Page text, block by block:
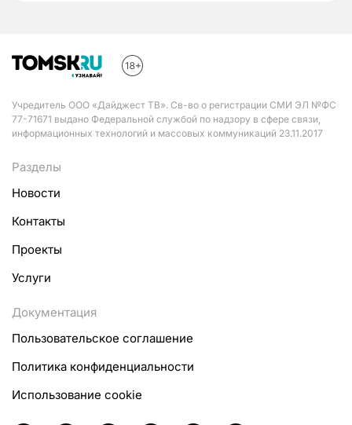
Учредитель ООО «Дайджест ТВ». Св-во о регистрации СМИ ЭЛ №ФС
77-71671 выдано Федеральной службой по надзору в сфере связи,
информационных технологий и массовых коммуникаций 23.11.2017
Разделы
Новости
Контакты
Проекты
Услуги
Документация
Пользовательское соглашение
Политика конфиденциальности
Использование cookie